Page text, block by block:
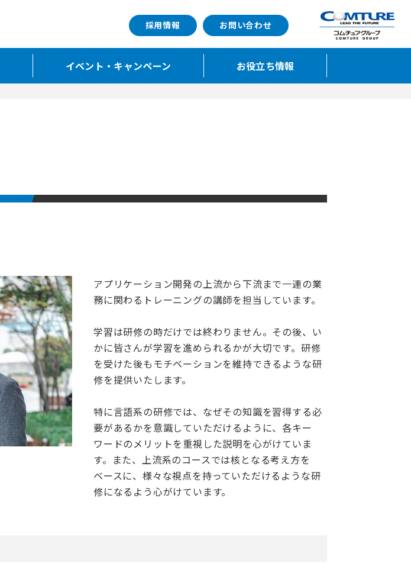
採用情報 お問い合わせ
イベント・キャンペーン お役立ち情報
アプリケーション開発の上流から下流まで一連の業
務に関わるトレーニングの講師を担当しています。
学習は研修の時だけでは終わりません。その後、い
かに皆さんが学習を進められるかが大切です。研修
を受けた後もモチベーションを維持できるような研
修を提供いたします。
特に言語系の研修では、なぜその知識を習得する必
要があるかを意識していただけるように、各キー
ワードのメリットを重視した説明を心がけていま
す。また、上流系のコースでは核となる考え方を
ベースに、様々な視点を持っていただけるような研
修になるよう心がけています。